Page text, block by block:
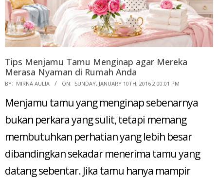
Tips Menjamu Tamu Menginap agar Mereka
Merasa Nyaman di Rumah Anda
2016-
10
BY: MIRNA AULIA ON: SUNDAY, JANUARY 10TH, 2016 2:00:01 PM
Menjamu tamu yang menginap sebenarnya
bukan perkara yang sulit, tetapi memang
membutuhkan perhatian yang lebih besar
dibandingkan sekadar menerima tamu yang
datang sebentar. Jika tamu hanya mampir